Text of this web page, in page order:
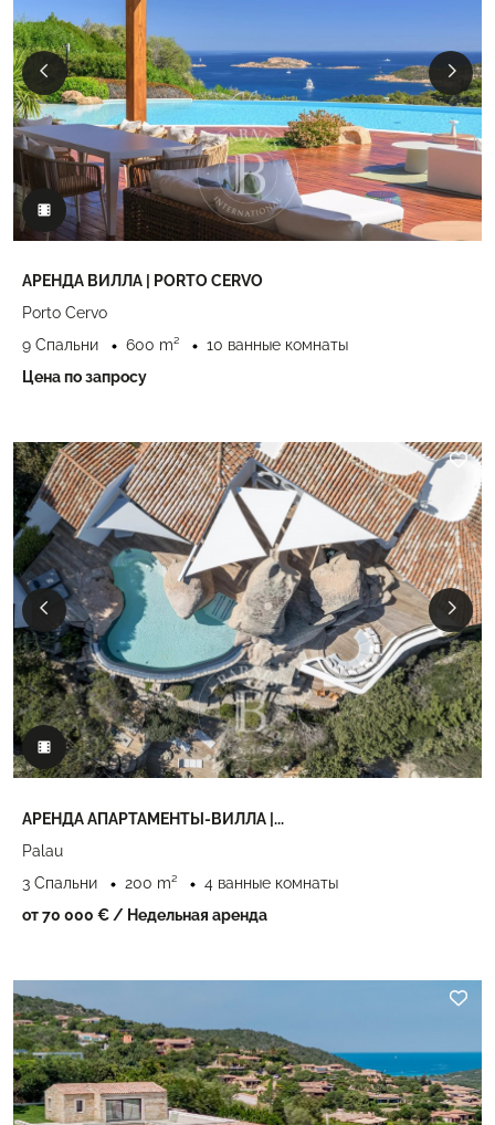
АРЕНДА ВИЛЛА | PORTO CERVO
Porto Cervo
9 Спальни
600 m²
10 ванные комнаты
Цена по запросу
АРЕНДА АПАРТАМЕНТЫ-ВИЛЛА |...
Palau
3 Спальни
200 m²
4 ванные комнаты
от 70 000 € / Недельная аренда